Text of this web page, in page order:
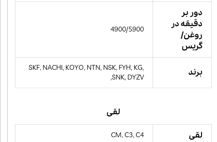
دور بر
دقیقه در
روغن/
گریس
4900/5900
برند
SKF, NACHI, KOYO, NTN, NSK, FYH, KG,
SNK, DYZV,
لقی
لقی CM, C3, C4